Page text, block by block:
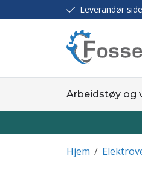
Leverandør
Arbeidstøy og
/
Hjem